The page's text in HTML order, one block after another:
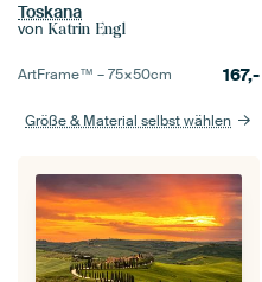
Toskana
von Katrin Engl
ArtFrame™ –75×50cm 167,-
Größe & Material selbst wählen